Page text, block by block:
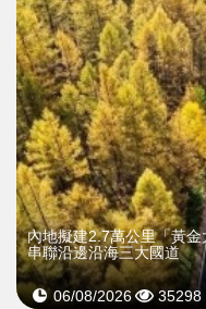
內地擬建2.7萬公里「黃金
串聯沿邊沿海三大國道
06/08/2026 35298